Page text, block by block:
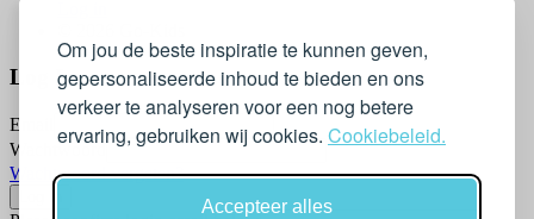
Om jou de beste inspiratie te kunnen geven,
gepersonaliseerde inhoud te bieden en ons
verkeer te analyseren voor een nog betere
ervaring, gebruiken wij cookies. Cookiebeleid.
Accepteer alles
Log In
Email
Wachtwoord
Wachtwoord vergeten?